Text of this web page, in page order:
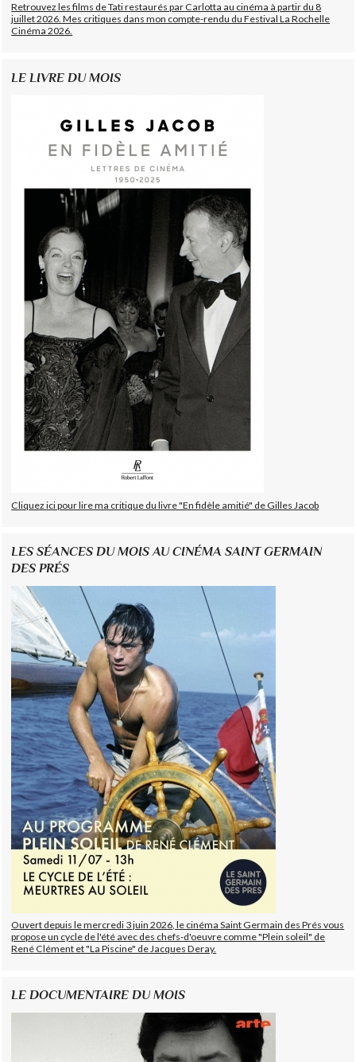
Retrouvez les films de Tati restaurés par Carlotta au cinéma à partir du 8
juillet 2026. Mes critiques dans mon compte-rendu du Festival La Rochelle
Cinéma 2026.
LE LIVRE DU MOIS
Cliquez ici pour lire ma critique du livre "En fidèle amitié" de Gilles Jacob
LES SÉANCES DU MOIS AU CINÉMA SAINT GERMAIN
DES PRÉS
Ouvert depuis le mercredi 3 juin 2026, le cinéma Saint Germain des Prés vous
propose un cycle de l'été avec des chefs-d'oeuvre comme "Plein soleil" de
René Clément et "La Piscine" de Jacques Deray.
LE DOCUMENTAIRE DU MOIS